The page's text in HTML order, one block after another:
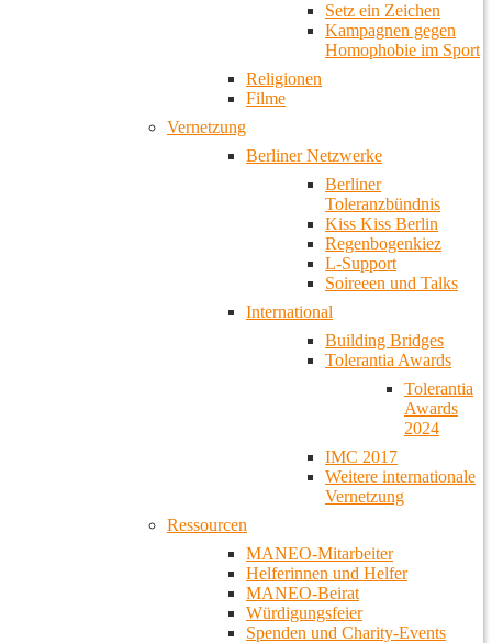
Setz ein Zeichen
Kampagnen gegen
Homophobie im Sport
Religionen
Filme
Vernetzung
Berliner Netzwerke
Berliner
Toleranzbündnis
Kiss Kiss Berlin
Regenbogenkiez
L-Support
Soireeen und Talks
International
Building Bridges
Tolerantia Awards
Tolerantia
Awards
2024
IMC 2017
Weitere internationale
Vernetzung
Ressourcen
MANEO-Mitarbeiter
Helferinnen und Helfer
MANEO-Beirat
Würdigungsfeier
Spenden und Charity-Events